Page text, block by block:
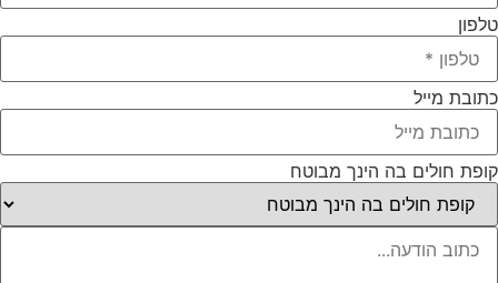
מייל
חולים בה הינך מבוטח